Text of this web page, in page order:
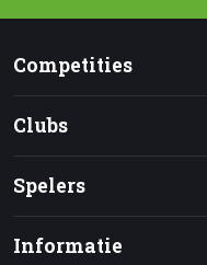
Competities
Clubs
Spelers
Informatie